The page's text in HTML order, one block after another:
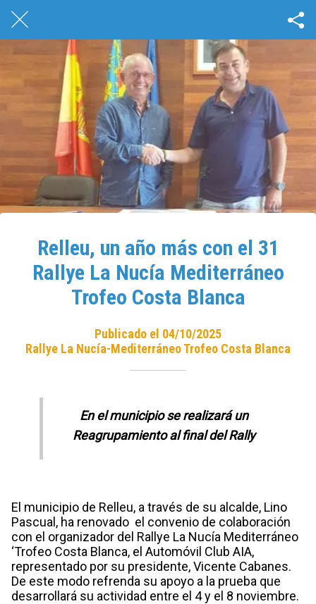
Relleu, un año más con el 31
Rallye La Nucía Mediterráneo
Trofeo Costa Blanca
Publicado el 04/10/2025
Rallye La Nucía-Mediterráneo Trofeo Costa Blanca
En el municipio se realizará un
Reagrupamiento al final del Rally
El municipio de Relleu, a través de su alcalde, Lino
Pascual, ha renovado el convenio de colaboración
con el organizador del Rallye La Nucía Mediterráneo
‘Trofeo Costa Blanca, el Automóvil Club AIA,
representado por su presidente, Vicente Cabanes.
De este modo refrenda su apoyo a la prueba que
desarrollará su actividad entre el 4 y el 8 noviembre.